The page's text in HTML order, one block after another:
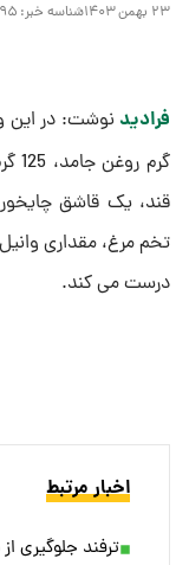
۲۳ بهمن ۱۴۰۳ شناسه خبر:
فرادید
قند، یک قاشق
تخم مرغ، مقداری
درست می کند.
اخبار مرتبط
ترفند جلوگیری